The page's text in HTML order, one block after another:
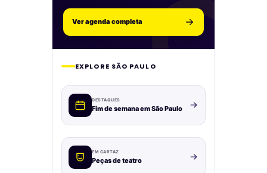
Ver agenda completa
EXPLORE SÃO PAULO
DESTAQUES
Fim de semana em São Paulo
EM CARTAZ
Peças de teatro